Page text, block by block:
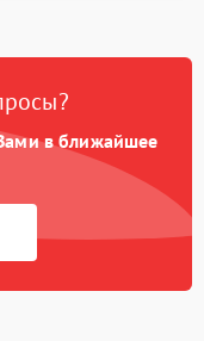
в ближайшее